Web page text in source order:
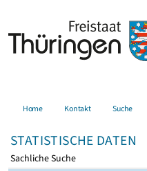
Home Kontakt Suche
STATISTISCHE DATEN
Sachliche Suche